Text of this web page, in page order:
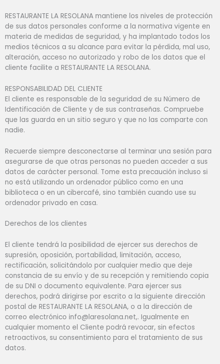
RESTAURANTE LA RESOLANA mantiene los niveles de protección
de sus datos personales conforme a la normativa vigente en
materia de medidas de seguridad, y ha implantado todos los
medios técnicos a su alcance para evitar la pérdida, mal uso,
alteración, acceso no autorizado y robo de los datos que el
cliente facilite a RESTAURANTE LA RESOLANA.
RESPONSABILIDAD DEL CLIENTE
El cliente es responsable de la seguridad de su Número de
Identificación de Cliente y de sus contraseñas. Compruebe
que las guarda en un sitio seguro y que no las comparte con
nadie.
Recuerde siempre desconectarse al terminar una sesión para
asegurarse de que otras personas no pueden acceder a sus
datos de carácter personal. Tome esta precaución incluso si
no está utilizando un ordenador público como en una
biblioteca o en un cibercafé, sino también cuando use su
ordenador privado en casa.
Derechos de los clientes
El cliente tendrá la posibilidad de ejercer sus derechos de
supresión, oposición, portabilidad, limitación, acceso,
rectificación, solicitándolo por cualquier medio que deje
constancia de su envío y de su recepción y remitiendo copia
de su DNI o documento equivalente. Para ejercer sus
derechos, podrá dirigirse por escrito a la siguiente dirección
postal de RESTAURANTE LA RESOLANA, o a la dirección de
correo electrónico info@laresolana.net,. Igualmente en
cualquier momento el Cliente podrá revocar, sin efectos
retroactivos, su consentimiento para el tratamiento de sus
datos.